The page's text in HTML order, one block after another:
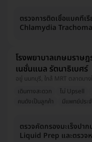
ตรวจการติดเชื้อแบคทีเรี
Chlamydia
โรงพยาบาลเกษมราษฎ
เนชั่นแนล รัตนาธิเบศร์
อยู่ นนทบุรี, ใกล้ MRT ตลาดบา
เดินทางสะดวก
ไม่ Upsell
คนดังเป็นลูกค้า
มีแพทย์ประ
ตรวจคัดกรองมะเร็งปา
Liquid Prep และตรวจ